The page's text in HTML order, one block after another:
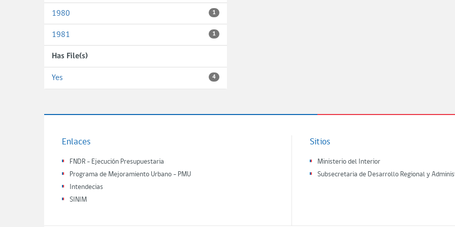
1980 1
1981 1
Has File(s)
Yes 4
Enlaces
FNDR - Ejecución Presupuestaria
Programa de Mejoramiento Urbano - PMU
Intendecias
SINIM
Sitios
Ministerio del Interior
Subsecretaria de Desarrollo Regional y